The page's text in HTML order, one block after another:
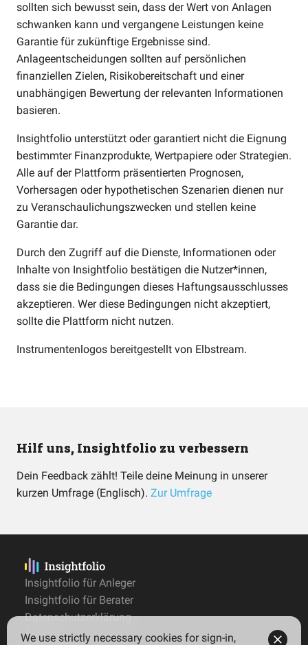
sollten sich bewusst sein, dass der Wert von Anlagen
schwanken kann und vergangene Leistungen keine
Garantie für zukünftige Ergebnisse sind.
Anlageentscheidungen sollten auf persönlichen
finanziellen Zielen, Risikobereitschaft und einer
unabhängigen Bewertung der relevanten Informationen
basieren.
Insightfolio unterstützt oder garantiert nicht die Eignung
bestimmter Finanzprodukte, Wertpapiere oder Strategien.
Alle auf der Plattform präsentierten Prognosen,
Vorhersagen oder hypothetischen Szenarien dienen nur
zu Veranschaulichungszwecken und stellen keine
Garantie dar.
Durch den Zugriff auf die Dienste, Informationen oder
Inhalte von Insightfolio bestätigen die Nutzer*innen,
dass sie die Bedingungen dieses Haftungsausschlusses
akzeptieren. Wer diese Bedingungen nicht akzeptiert,
sollte die Plattform nicht nutzen.
Instrumentenlogos bereitgestellt von Elbstream.
Hilf uns, Insightfolio zu verbessern
Dein Feedback zählt! Teile deine Meinung in unserer
kurzen Umfrage (Englisch). Zur Umfrage
Insightfolio für Anleger
Insightfolio für Berater
Datenschutzerklärung
AGB
We use strictly necessary cookies for sign-in,